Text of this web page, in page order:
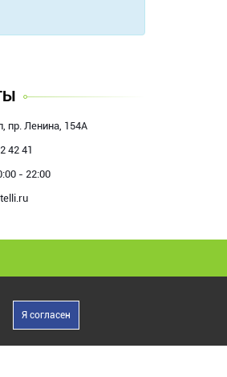
пр. Ленина, 154А
42 41
- 22:00
Я согласен